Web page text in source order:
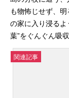
も物怖じせず、
の家に入り浸る
葉”をぐんぐん吸収
関連記事